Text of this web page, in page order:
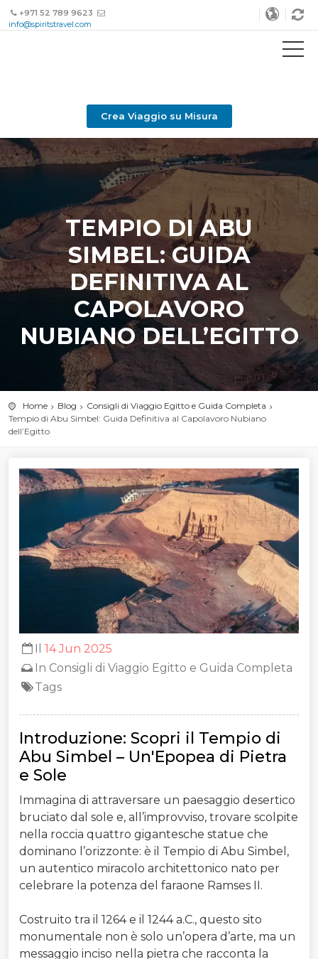
+971 52 789 9623
info@spiritstravel.com
Crea Viaggio su Misura
TEMPIO DI ABU
SIMBEL: GUIDA
DEFINITIVA AL
CAPOLAVORO
NUBIANO DELL’EGITTO
Home Blog
Consigli di Viaggio Egitto e Guida Completa
Tempio di Abu Simbel: Guida Definitiva al Capolavoro Nubiano
dell’Egitto
Il14 Jun 2025
In Consigli di Viaggio Egitto e Guida Completa
Tags
Introduzione: Scopri il Tempio di
Abu Simbel – Un'Epopea di Pietra
e Sole
Immagina di attraversare un paesaggio desertico
bruciato dal sole e, all’improvviso, trovare scolpite
nella roccia quattro gigantesche statue che
dominano l’orizzonte: è il Tempio di Abu Simbel,
un autentico miracolo architettonico nato per
celebrare la potenza del faraone Ramses II.
Costruito tra il 1264 e il 1244 a.C., questo sito
monumentale non è solo un’opera d’arte, ma un
messaggio inciso nella pietra che racconta la